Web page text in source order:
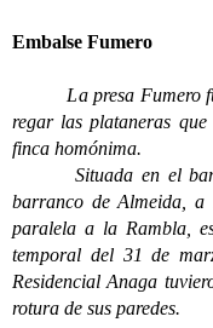
Embalse Fumero
La presa Fumero fue
regar las plataneras que
finca homónima.
Situada en el
barranco de Almeida,
paralela a la Rambla,
temporal del 31 de
Residencial Anaga
rotura de sus paredes.